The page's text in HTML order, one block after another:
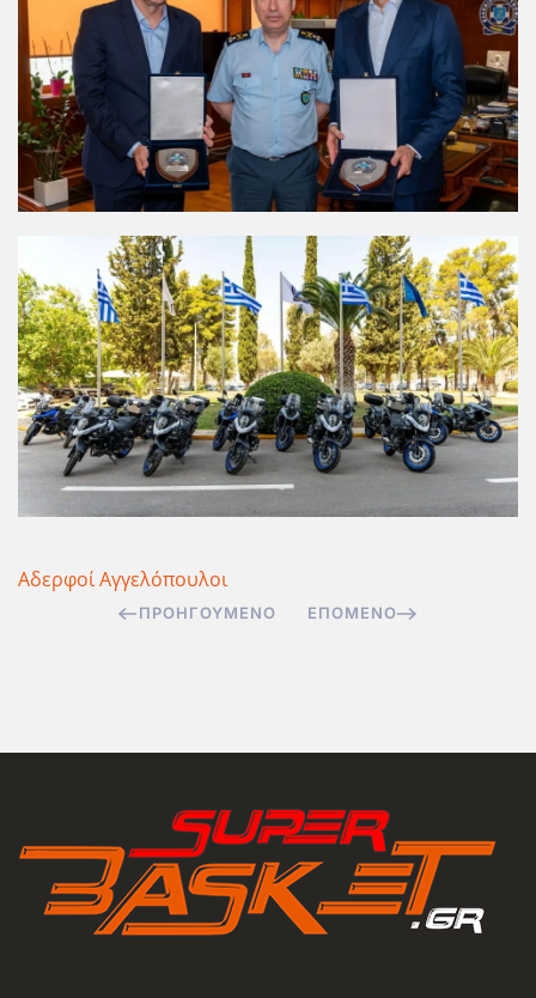
Αδερφοί Αγγελόπουλοι
ΠΡΟΗΓΟΎΜΕΝΟ ΕΠΌΜΕΝΟ